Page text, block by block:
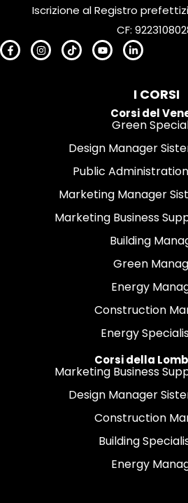
Iscrizione al Registro
CF:
I CORSI
Corsi del
Green
Design Manager
Public
Marketing Manager
Marketing Business
Building
Green
Energy
Construction
Energy
Corsi della
Marketing Business
Design Manager
Construction
Building
Energy